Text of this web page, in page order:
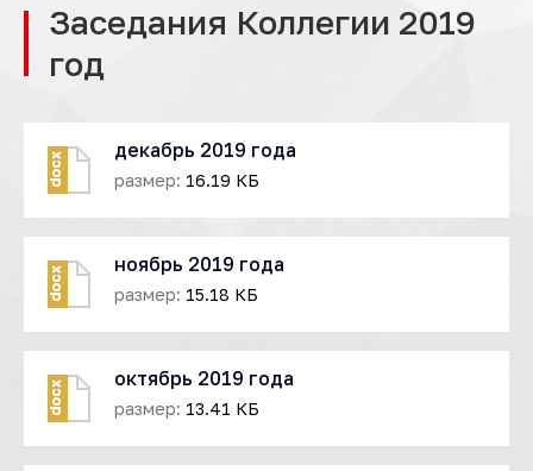
Заседания Коллегии 2019
год
docx
декабрь 2019 года
размер: 16.19 КБ
docx
ноябрь 2019 года
размер: 15.18 КБ
docx
октябрь 2019 года
размер: 13.41 КБ